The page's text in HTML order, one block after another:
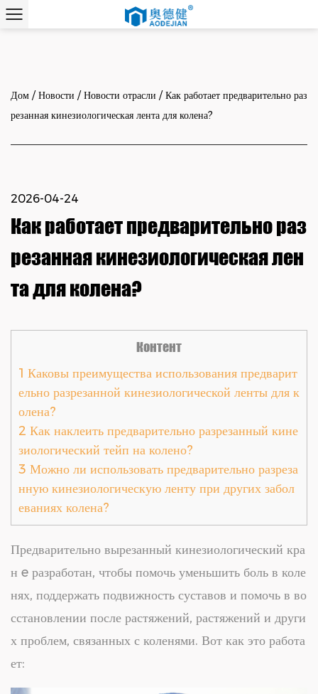
Дом /Новости /Новости отрасли /Как работает предварительно раз
резанная кинезиологическая лента для колена?
2026-04-24
Как работает предварительно раз
резанная кинезиологическая лен
та для колена?
Контент
1 Каковы преимущества использования предварит
ельно разрезанной кинезиологической ленты для к
олена?
2 Как наклеить предварительно разрезанный кине
зиологический тейп на колено?
3 Можно ли использовать предварительно разреза
нную кинезиологическую ленту при других забол
еваниях колена?
Предварительно вырезанный кинезиологический кра
н e разработан, чтобы помочь уменьшить боль в коле
нях, поддержать подвижность суставов и помочь в во
сстановлении после растяжений, растяжений и други
х проблем, связанных с коленями. Вот как это работа
ет: